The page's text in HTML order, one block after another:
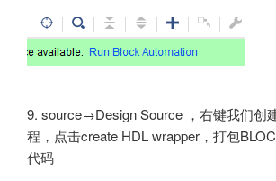
9. source→Design Source ，右键我们创
程，点击create HDL wrapper，打包
代码